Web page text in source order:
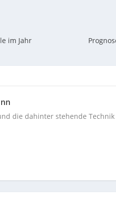
im Jahr
die dahinter stehende